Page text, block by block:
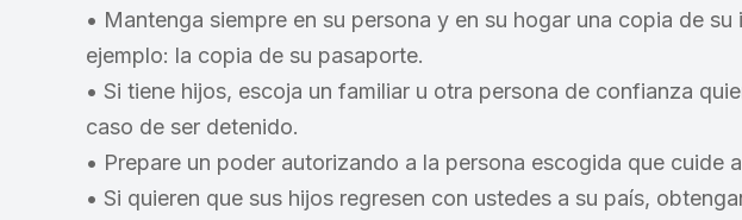
• Mantenga siempre en su persona y en su hogar una copia de
ejemplo: la copia de su pasaporte.
• Si tiene hijos, escoja un familiar u otra persona de confianza
caso de ser detenido.
• Prepare un poder autorizando a la persona escogida que cuide
• Si quieren que sus hijos regresen con ustedes a su país,